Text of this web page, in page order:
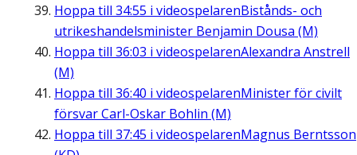
Hoppa till 34:55 i videospelarenBistånds- och
utrikeshandelsminister Benjamin Dousa (M)
Hoppa till 36:03 i videospelarenAlexandra Anstrell
(M)
Hoppa till 36:40 i videospelarenMinister för civilt
försvar Carl-Oskar Bohlin (M)
Hoppa till 37:45 i videospelarenMagnus Berntsson